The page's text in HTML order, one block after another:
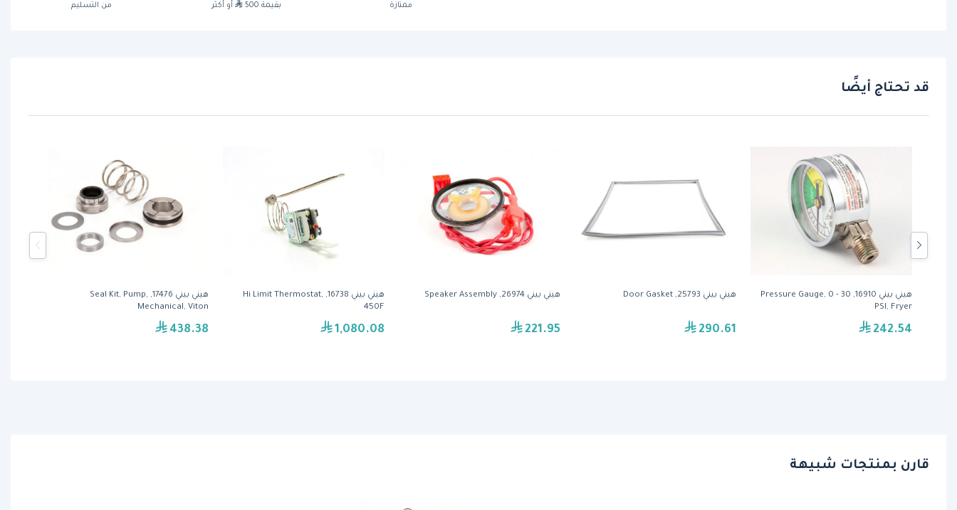
ممتازة
بقيمة 500
أو أكثر
من التسليم
قد تحتاج أيضًا
هيني بيني 17476, Seal Kit, Pump,
Mechanical, Viton
438.38
هيني بيني 16738, Hi Limit Thermostat,
450F
1,080.08
هيني بيني 26974, Speaker Assembly
221.95
هيني بيني 25793, Door Gasket
290.61
هيني بيني 16910, Pressure Gauge, 0 - 30
PSI, Fryer
242.54
قارن بمنتجات شبيهة